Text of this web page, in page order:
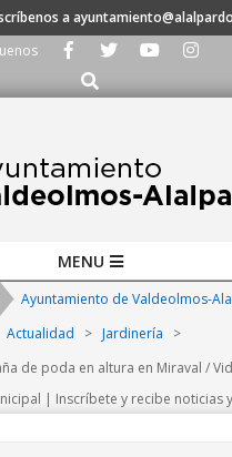
a
Buscar
MENU
Ayuntamiento de Valdeolmos-
Actualidad
> Jardinería
>
de poda en altura en Miraval /
| Inscríbete y recibe noticias